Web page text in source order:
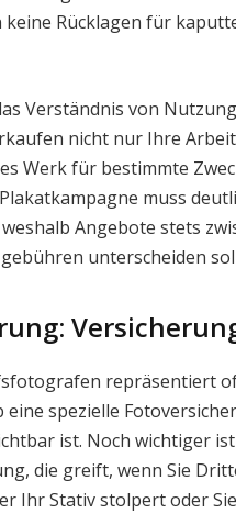
Rücklagen für
Verständnis von
nicht nur Ihre
Werk für bestimmte
muss
Angebote stets
unterscheiden
repräsentiert
eine spezielle
ist. Noch wichtiger
die greift, wenn Sie
Ihr Stativ stolpert oder